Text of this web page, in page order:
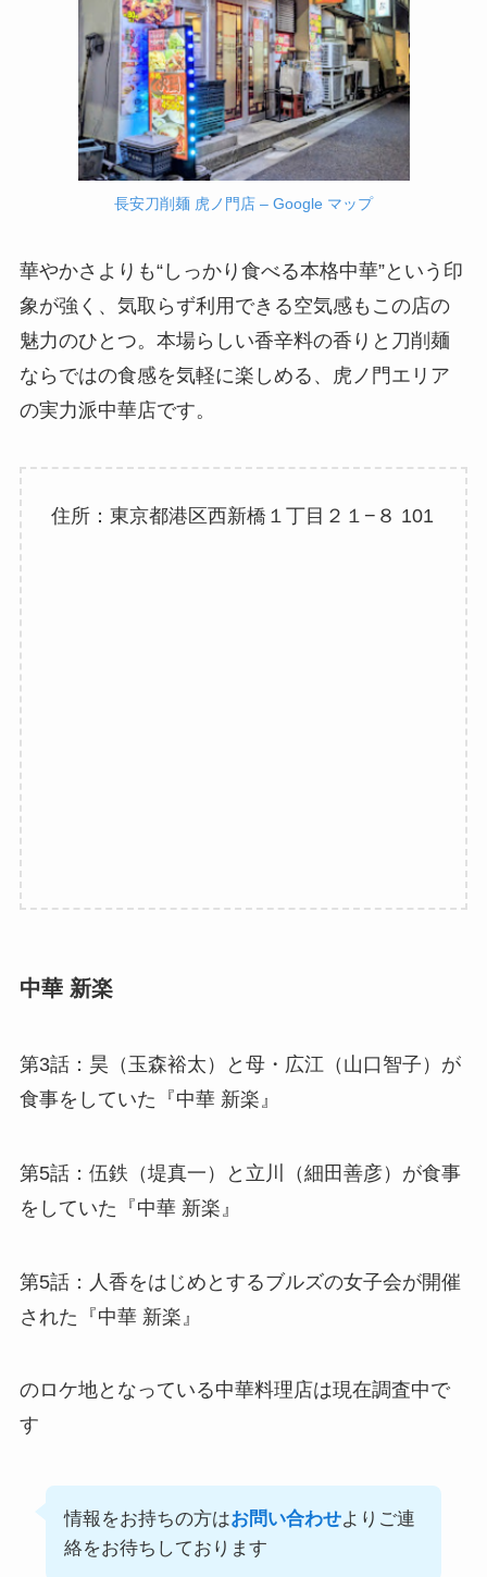
長安刀削麺 虎ノ門店 – Google マップ
華やかさよりも“しっかり食べる本格中華”という印
象が強く、気取らず利用できる空気感もこの店の
魅力のひとつ。本場らしい香辛料の香りと刀削麺
ならではの食感を気軽に楽しめる、虎ノ門エリア
の実力派中華店です。
住所：東京都港区西新橋１丁目２１−８ 101
中華 新楽
第3話：昊（玉森裕太）と母・広江（山口智子）が
食事をしていた『中華 新楽』
第5話：伍鉄（堤真一）と立川（細田善彦）が食事
をしていた『中華 新楽』
第5話：人香をはじめとするブルズの女子会が開催
された『中華 新楽』
のロケ地となっている中華料理店は現在調査中で
す
情報をお持ちの方はお問い合わせよりご連
絡をお待ちしております